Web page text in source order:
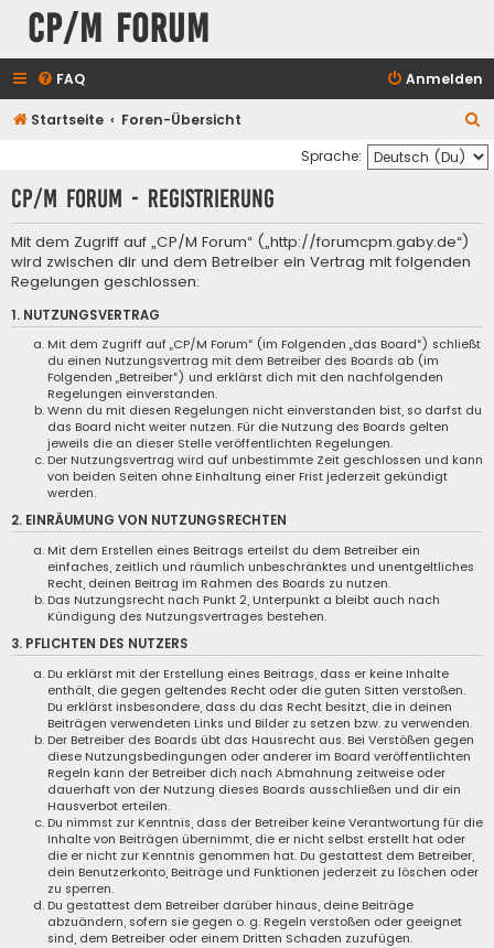
CP/M Forum
FAQ Anmelden
Startseite Foren-Übersicht
u
c
Sprache:
CP/M Forum - Registrierung
Mit dem Zugriff auf „CP/M Forum“ („http://forumcpm.gaby.de“)
wird zwischen dir und dem Betreiber ein Vertrag mit folgenden
Regelungen geschlossen:
1. NUTZUNGSVERTRAG
Mit dem Zugriff auf „CP/M Forum“ (im Folgenden „das Board“) schließt
du einen Nutzungsvertrag mit dem Betreiber des Boards ab (im
Folgenden „Betreiber“) und erklärst dich mit den nachfolgenden
Regelungen einverstanden.
Wenn du mit diesen Regelungen nicht einverstanden bist, so darfst du
das Board nicht weiter nutzen. Für die Nutzung des Boards gelten
jeweils die an dieser Stelle veröffentlichten Regelungen.
Der Nutzungsvertrag wird auf unbestimmte Zeit geschlossen und kann
von beiden Seiten ohne Einhaltung einer Frist jederzeit gekündigt
werden.
2. EINRÄUMUNG VON NUTZUNGSRECHTEN
Mit dem Erstellen eines Beitrags erteilst du dem Betreiber ein
einfaches, zeitlich und räumlich unbeschränktes und unentgeltliches
Recht, deinen Beitrag im Rahmen des Boards zu nutzen.
Das Nutzungsrecht nach Punkt 2, Unterpunkt a bleibt auch nach
Kündigung des Nutzungsvertrages bestehen.
3. PFLICHTEN DES NUTZERS
Du erklärst mit der Erstellung eines Beitrags, dass er keine Inhalte
enthält, die gegen geltendes Recht oder die guten Sitten verstoßen.
Du erklärst insbesondere, dass du das Recht besitzt, die in deinen
Beiträgen verwendeten Links und Bilder zu setzen bzw. zu verwenden.
Der Betreiber des Boards übt das Hausrecht aus. Bei Verstößen gegen
diese Nutzungsbedingungen oder anderer im Board veröffentlichten
Regeln kann der Betreiber dich nach Abmahnung zeitweise oder
dauerhaft von der Nutzung dieses Boards ausschließen und dir ein
Hausverbot erteilen.
Du nimmst zur Kenntnis, dass der Betreiber keine Verantwortung für die
Inhalte von Beiträgen übernimmt, die er nicht selbst erstellt hat oder
die er nicht zur Kenntnis genommen hat. Du gestattest dem Betreiber,
dein Benutzerkonto, Beiträge und Funktionen jederzeit zu löschen oder
zu sperren.
Du gestattest dem Betreiber darüber hinaus, deine Beiträge
abzuändern, sofern sie gegen o. g. Regeln verstoßen oder geeignet
sind, dem Betreiber oder einem Dritten Schaden zuzufügen.